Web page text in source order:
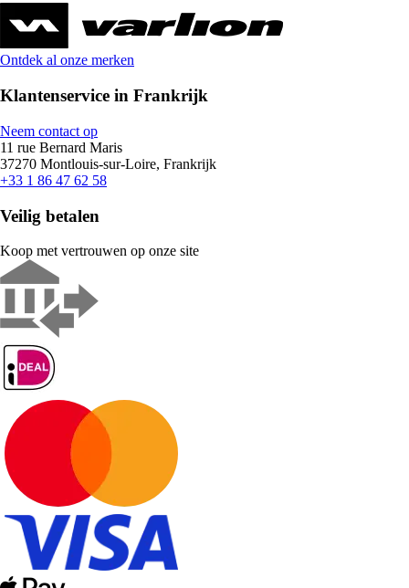
Ontdek al onze merken
Klantenservice in Frankrijk
Neem contact op
11 rue Bernard Maris
37270 Montlouis-sur-Loire, Frankrijk
+33 1 86 47 62 58
Veilig betalen
Koop met vertrouwen op onze site